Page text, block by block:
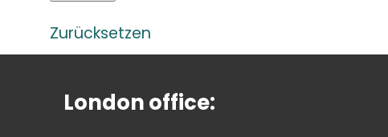
Zurücksetzen
London office: